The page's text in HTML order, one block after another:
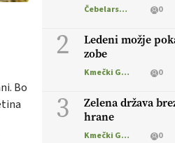
Bo
Čebelarstvo 0
2
Ledeni možje
zobe
Kmečki Glas 0
3
Zelena država
hrane
Kmečki Glas 0